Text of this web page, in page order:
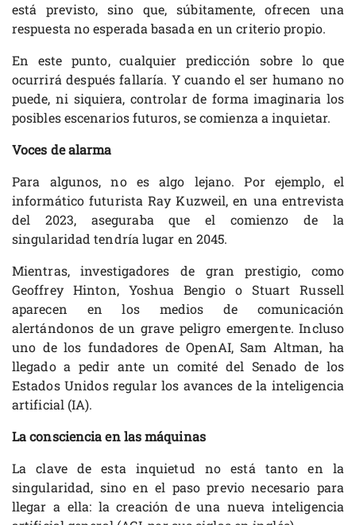
está previsto, sino que, súbitamente, ofrecen una
respuesta no esperada basada en un criterio propio.
En este punto, cualquier predicción sobre lo que
ocurrirá después fallaría. Y cuando el ser humano no
puede, ni siquiera, controlar de forma imaginaria los
posibles escenarios futuros, se comienza a inquietar.
Voces de alarma
Para algunos, no es algo lejano. Por ejemplo, el
informático futurista Ray Kuzweil, en una entrevista
del 2023, aseguraba que el comienzo de la
singularidad tendría lugar en 2045.
Mientras, investigadores de gran prestigio, como
Geoffrey Hinton, Yoshua Bengio o Stuart Russell
aparecen en los medios de comunicación
alertándonos de un grave peligro emergente. Incluso
uno de los fundadores de OpenAI, Sam Altman, ha
llegado a pedir ante un comité del Senado de los
Estados Unidos regular los avances de la inteligencia
artificial (IA).
La consciencia en las máquinas
La clave de esta inquietud no está tanto en la
singularidad, sino en el paso previo necesario para
llegar a ella: la creación de una nueva inteligencia